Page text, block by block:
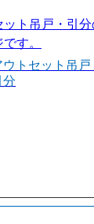
ウトセット吊戸
分